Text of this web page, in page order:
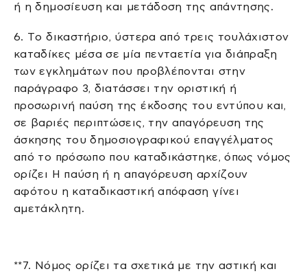
ή η δημοσίευση και μετάδοση της απάντησης.
6. Tο δικαστήριο, ύστερα από τρεις τουλάχιστον
καταδίκες μέσα σε μία πενταετία για διάπραξη
των εγκλημάτων που προβλέπονται στην
παράγραφο 3, διατάσσει την οριστική ή
προσωρινή παύση της έκδοσης του εντύπου και,
σε βαριές περιπτώσεις, την απαγόρευση της
άσκησης του δημοσιογραφικού επαγγέλματος
από το πρόσωπο που καταδικάστηκε, όπως νόμος
ορίζει H παύση ή η απαγόρευση αρχίζουν
αφότου η καταδικαστική απόφαση γίνει
αμετάκλητη.
**7. Νόμος ορίζει τα σχετικά με την αστική και